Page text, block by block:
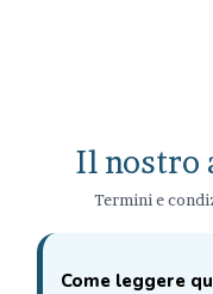
Il nostro
Termini e
Come leggere